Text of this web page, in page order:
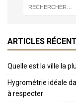
ARTICLES
Quelle est la ville la
Hygrométrie idéale
à respecter